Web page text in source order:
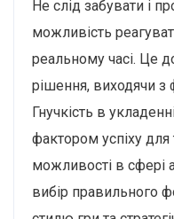
Не слід забувати і
можливість
реальному часі. Це
рішення, виходячи з
Гнучкість в
фактором успіху для
можливості в сфері
вибір правильного